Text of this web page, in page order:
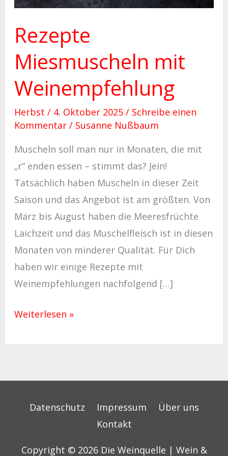
Rezepte
Miesmuscheln mit
Weinempfehlung
Herbst / 4. Oktober 2025 / Schreibe einen
Kommentar / Susanne Nußbaum
Muscheln soll man nur in Monaten, die mit
„r“ enden essen – stimmt das? Jein!
Tatsächlich haben Muscheln in dieser Zeit
Saison und das Angebot ist am größten. Von
März bis August haben die Meeresfrüchte
Laichzeit und das Muschelfleisch ist in diesen
Monaten von minderer Qualität. Für Dich
haben wir einige Rezepte mit
Weinempfehlungen nachfolgend […]
Weiterlesen »
Datenschutz Impressum
Über uns
Kontakt
Copyright © 2026 Die Weinquelle | Wein &